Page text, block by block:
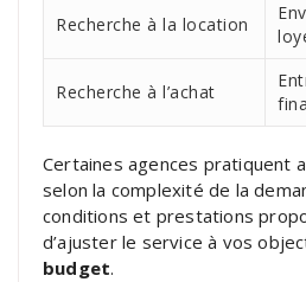
Recherche à la location
Recherche à l’achat
Certaines agences pratiquent
selon la complexité de la
conditions et prestations
d’ajuster le service à vos
budget.